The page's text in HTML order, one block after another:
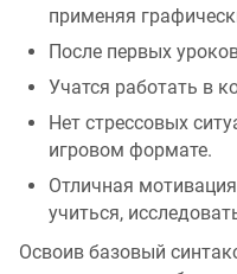
применяя
После первых
Учатся работать в
Нет стрессовых
игровом формате.
Отличная
учиться,
Освоив базовый